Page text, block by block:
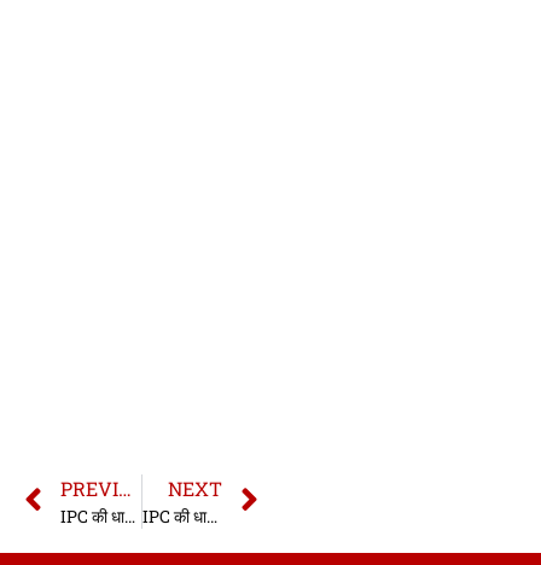
PREVIOUS
IPC की धारा 314 | धारा 314 भारतीय दण्ड संहिता | IPC Section 314 In Hindi
NEXT
IPC की धारा 316 | धारा 316 भारतीय दण्ड संहिता | IPC Section 316 In Hindi